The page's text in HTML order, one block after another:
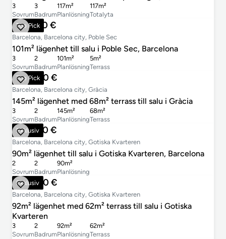
Sovrum
3
Badrum
3
Planlösning
117m²
Totalyta
117m²
Top Pick
725 000 €
Barcelona, Barcelona city, Poble Sec
101m² lägenhet till salu i Poble Sec, Barcelona
Sovrum
3
Badrum
2
Planlösning
101m²
Terrass
5m²
Top Pick
699 000 €
Barcelona, Barcelona city, Gràcia
145m² lägenhet med 68m² terrass till salu i Gràcia
Sovrum
3
Badrum
2
Planlösning
145m²
Terrass
68m²
Exklusiv
575 000 €
Barcelona, Barcelona city, Gotiska Kvarteren
90m² lägenhet till salu i Gotiska Kvarteren, Barcelona
Sovrum
2
Badrum
2
Planlösning
90m²
Exklusiv
695 000 €
Barcelona, Barcelona city, Gotiska Kvarteren
92m² lägenhet med 62m² terrass till salu i Gotiska
Kvarteren
Sovrum
3
Badrum
2
Planlösning
92m²
Terrass
62m²